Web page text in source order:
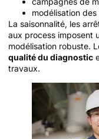
modélisation
La saisonnalité, les
aux process imposent
modélisation robuste.
qualité du diagnostic
travaux.